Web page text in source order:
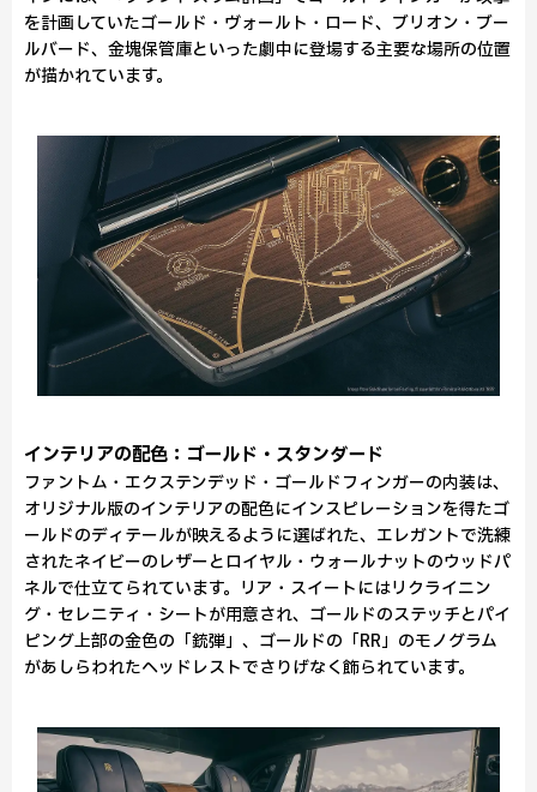
を計画していたゴールド・ヴォールト・ロード、ブリオン・ブー
ルバード、金塊保管庫といった劇中に登場する主要な場所の位置
が描かれています。
インテリアの配色：ゴールド・スタンダード
ファントム・エクステンデッド・ゴールドフィンガーの内装は、
オリジナル版のインテリアの配色にインスピレーションを得たゴ
ールドのディテールが映えるように選ばれた、エレガントで洗練
されたネイビーのレザーとロイヤル・ウォールナットのウッドパ
ネルで仕立てられています。リア・スイートにはリクライニン
グ・セレニティ・シートが用意され、ゴールドのステッチとパイ
ピング上部の金色の「銃弾」、ゴールドの「RR」のモノグラム
があしらわれたヘッドレストでさりげなく飾られています。